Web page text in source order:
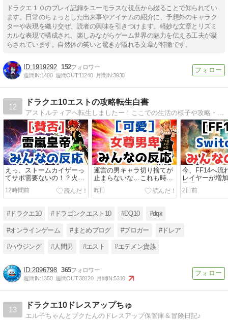
ドラクエ１０のプレイ記録をユーモラスな視点から綴ることで知られてい
ます。日常のちょっとした出来事やアイテムの紹介に、予想外のキャラク
ターや表現を織り交ぜ、読者の興味を引きつけます。軽妙な文章とリズミ
カルな表現で構成され、楽しみながらゲーム世界の魅力を伝える工夫が凝
らされています。自然体の笑いと驚きが溢れる文章が特徴です。
1919292 152
週間IN:1400 週間OUT:11240 月間IN:3930
12
ドラクエ10エストの攻略転生白書
えっ、ストームカイザーっ
てサポ需要ないの！？火力
モリモリでも借りられない
理由
12時間前
運営の男キャラ切り捨てが
止まらないな…これも時代
の流れか…。
昨日
今、FF14へ流
レイヤーが増
界隈でFF14の
中！
2日前
#ドラクエ10 #ドラゴンクエスト10 #DQ10 #dqx
#オンラインゲーム #まとめブログ #ブロガー #ドレア
#ハウジング #人間男 #エスト #エテメン貴族
2096798 365
週間IN:1350 週間OUT:38120 月間IN:5310
13
ドラクエ10ドレスアップちゅ
エル子ちゃんとプクたんのドレスアップ保管庫＆冒険日記♪